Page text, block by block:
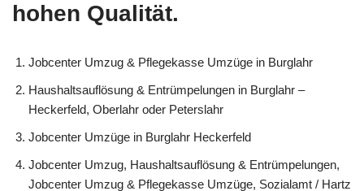
hohen Qualität.
Jobcenter Umzug & Pflegekasse Umzüge in Burglahr
Haushaltsauflösung & Entrümpelungen in Burglahr –
Heckerfeld, Oberlahr oder Peterslahr
Jobcenter Umzüge in Burglahr Heckerfeld
Jobcenter Umzug, Haushaltsauflösung & Entrümpelungen,
Jobcenter Umzug & Pflegekasse Umzüge, Sozialamt / Hartz